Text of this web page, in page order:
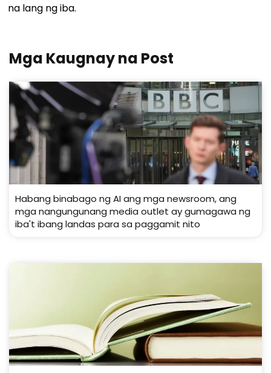
na lang ng iba.
Mga Kaugnay na Post
Habang binabago ng AI ang mga newsroom, ang
mga nangungunang media outlet ay gumagawa ng
iba't ibang landas para sa paggamit nito